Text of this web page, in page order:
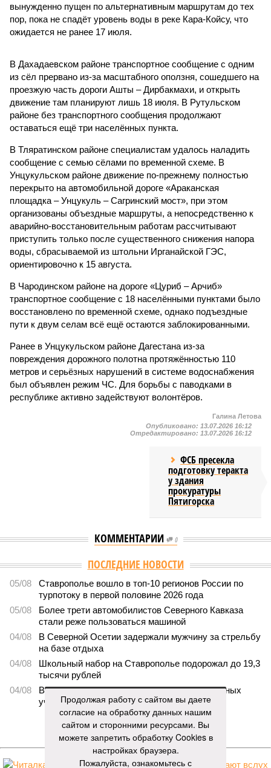
вынужденно пущен по альтернативным маршрутам до тех
пор, пока не спадёт уровень воды в реке Кара-Койсу, что
ожидается не ранее 17 июля.
В Дахадаевском районе транспортное сообщение с одним
из сёл прервано из-за масштабного оползня, сошедшего на
проезжую часть дороги Ашты – Дирбакмахи, и открыть
движение там планируют лишь 18 июля. В Рутульском
районе без транспортного сообщения продолжают
оставаться ещё три населённых пункта.
В Тляратинском районе специалистам удалось наладить
сообщение с семью сёлами по временной схеме. В
Унцукульском районе движение по-прежнему полностью
перекрыто на автомобильной дороге «Араканская
площадка – Унцукуль – Сагринский мост», при этом
организованы объездные маршруты, а непосредственно к
аварийно-восстановительным работам рассчитывают
приступить только после существенного снижения напора
воды, сбрасываемой из штольни Ирганайской ГЭС,
ориентировочно к 15 августа.
В Чародинском районе на дороге «Цуриб – Арчиб»
транспортное сообщение с 18 населёнными пунктами было
восстановлено по временной схеме, однако подъездные
пути к двум селам всё ещё остаются заблокированными.
Ранее в Унцукульском районе Дагестана из-за
повреждения дорожного полотна протяжённостью 110
метров и серьёзных нарушений в системе водоснабжения
был объявлен режим ЧС. Для борьбы с паводками в
республике активно задействуют волонтёров.
Галина Летова
Опубликовано: 13.07.2026 16:12
Отредактировано: 13.07.2026 16:12
ФСБ пресекла
подготовку теракта
у здания
прокуратуры
Пятигорска
КОММЕНТАРИИ 0
ПОСЛЕДНИЕ НОВОСТИ
05/08
Ставрополье вошло в топ-10 регионов России по
турпотоку в первой половине 2026 года
05/08
Более трети автомобилистов Северного Кавказа
стали реже пользоваться машиной
04/08
В Северной Осетии задержали мужчину за стрельбу
на базе отдыха
04/08
Школьный набор на Ставрополье подорожал до 19,3
тысячи рублей
04/08
В Дагестане нашли почти 3,9 тысячи земельных
участков под жилую застройку
ЕЩЕ НОВОСТИ
Продолжая работу с сайтом вы даете
согласие на обработку данных нашим
сайтом и сторонними ресурсами. Вы
можете запретить обработку Cookies в
настройках браузера.
Пожалуйста, ознакомьтесь с